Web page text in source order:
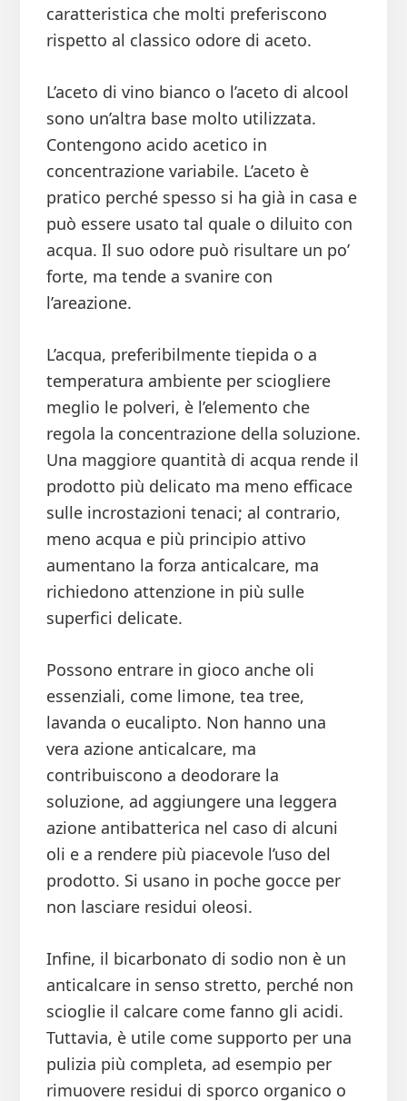
caratteristica che molti preferiscono
rispetto al classico odore di aceto.
L’aceto di vino bianco o l’aceto di alcool
sono un’altra base molto utilizzata.
Contengono acido acetico in
concentrazione variabile. L’aceto è
pratico perché spesso si ha già in casa e
può essere usato tal quale o diluito con
acqua. Il suo odore può risultare un po’
forte, ma tende a svanire con
l’areazione.
L’acqua, preferibilmente tiepida o a
temperatura ambiente per sciogliere
meglio le polveri, è l’elemento che
regola la concentrazione della soluzione.
Una maggiore quantità di acqua rende il
prodotto più delicato ma meno efficace
sulle incrostazioni tenaci; al contrario,
meno acqua e più principio attivo
aumentano la forza anticalcare, ma
richiedono attenzione in più sulle
superfici delicate.
Possono entrare in gioco anche oli
essenziali, come limone, tea tree,
lavanda o eucalipto. Non hanno una
vera azione anticalcare, ma
contribuiscono a deodorare la
soluzione, ad aggiungere una leggera
azione antibatterica nel caso di alcuni
oli e a rendere più piacevole l’uso del
prodotto. Si usano in poche gocce per
non lasciare residui oleosi.
Infine, il bicarbonato di sodio non è un
anticalcare in senso stretto, perché non
scioglie il calcare come fanno gli acidi.
Tuttavia, è utile come supporto per una
pulizia più completa, ad esempio per
rimuovere residui di sporco organico o